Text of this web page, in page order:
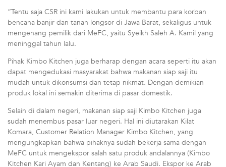
“Tentu saja CSR ini kami lakukan untuk membantu para korban
bencana banjir dan tanah longsor di Jawa Barat, sekaligus untuk
mengenang pemilik dari MeFC, yaitu Syeikh Saleh A. Kamil yang
meninggal tahun lalu.
Pihak Kimbo Kitchen juga berharap dengan acara seperti itu akan
dapat mengedukasi masyarakat bahwa makanan siap saji itu
mudah untuk dikonsumsi dan tetap nikmat. Dengan demikian
produk lokal ini semakin diterima di pasar domestik.
Selain di dalam negeri, makanan siap saji Kimbo Kitchen juga
sudah menembus pasar luar negeri. Hal ini diutarakan Kilat
Komara, Customer Relation Manager Kimbo Kitchen, yang
mengungkapkan bahwa pihaknya sudah bekerja sama dengan
MeFC untuk mengekspor salah satu produk andalannya (Kimbo
Kitchen Kari Ayam dan Kentang) ke Arab Saudi. Ekspor ke Arab